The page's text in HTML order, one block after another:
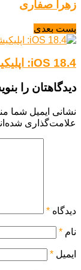
زهرا صفاری
پست بعدی
iOS 18.4: اپلیکیشن Vision Pro به آیفون می‌آید
دیدگاهتان را
نشانی ایمیل شما
علامت‌گذاری
دیدگاه *
نام *
ایمیل *